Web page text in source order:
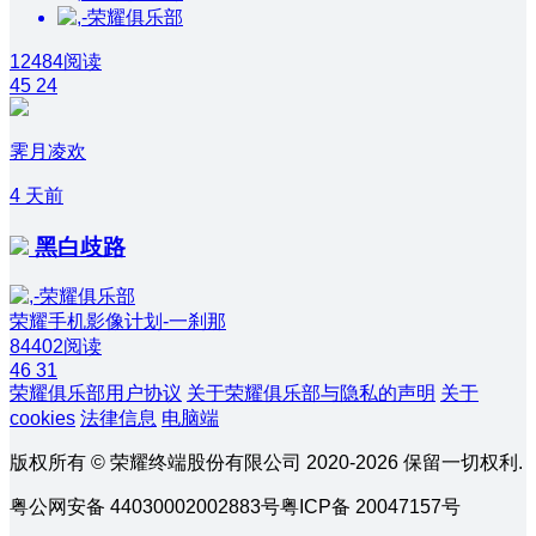
12484阅读
45 24
霁月凌欢
4 天前
黑白歧路
荣耀手机影像计划-一刹那
84402阅读
46 31
荣耀俱乐部用户协议 关于荣耀俱乐部与隐私的声明 关于
cookies 法律信息 电脑端
版权所有 © 荣耀终端股份有限公司 2020-2026 保留一切权利.
粤公网安备 44030002002883号粤ICP备 20047157号